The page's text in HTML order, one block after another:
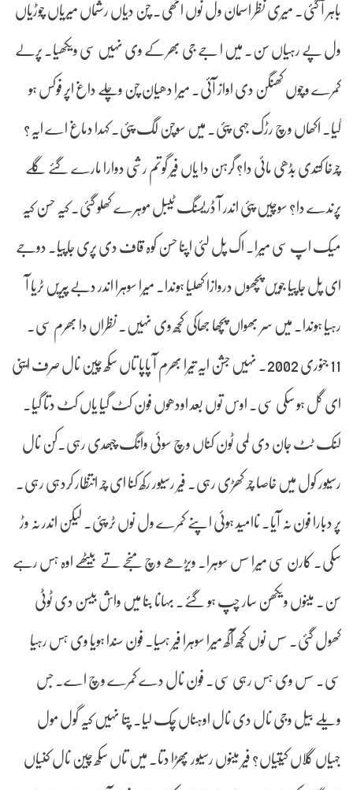
باہر آ گئی۔ میری نظر اسمان ول نوں اٹھی۔ چن دیاں رشماں میریاں چوڑیاں
ول پے رہیاں سن۔ میں ا جے جی بھر کے وی نہیں سی ویکھیا۔ پرلے
کمرے وچوں کھنگن دی اواز آئی۔ میرا دھیان چن وچلے داغ اپر فوکس ہو
گیا۔ اکھاں وچ رڑک جہی پئی۔ میں سوچن لگ پئی۔ کہدا دماغ اے ایہ؟
چرخا کتدی بڈھی مائی دا؟ گرہن دا یاں فیر گوتم رشی دوارا مارے گئے گِلے
پرندے دا؟ سوچیں پئی اندر آ ڈریسنگ ٹیبل موہرے کھلو گئی۔ کیہ حسن کیہ
میک اپ سی میرا۔ اک پل لئی اپنا حسن کوہ قاف دی پری جاپیا۔ دوجے
ای پل جاپیا جویں پچھوں دروازا کھلیا ہوندا۔ میرا سوہرا اندر دبے پیریں ٹریا آ
رہیا ہوندا۔ میں سر بھواں پچھا جھاکی کجھ وی نہیں۔ نظراں دا بھرم سی۔
11 جنوری 2002۔ نہیں جشن ایہ تیرا بھرم آ پاپا تاں سکھ چین نال صرف اینی
ای گل ہو سکی سی۔ اوس توں بعد اودھوں فون کٹ گیا یاں کٹ دتا گیا۔
لنک ٹٹ جان دی لمی ٹون کناں وچ سوئی وانگ چبھدی رہی۔کن نال
رسیور کول میں خاصا چر کھڑی رہی۔ فیر رسیور رکھ کنا ای چر انتظار کردہی رہی۔
پر دبارا فون نہ آیا۔ ناامید ہوئی اپنے کمرے ول نوں ٹر پئی۔ لیکن اندر نہ وڑ
سکی۔ کارن سی میرا سس سوہرا۔ ویڑھے وچ منجے تے بیٹھے اوہ ہس رہے
سن۔ مینوں ویکھن سار چپ ہو گئے۔ بہانا بنا میں واش بیسن دی ٹوٹی
کھول گئی۔ سس نوں کجھ آکھ میرا سوہرا فیر ہسیا۔ فون سندا ہویا وی ہس رہیا
سی۔ سس وی ہس رہی سی۔ فون نال دے کمرے وچ اے۔ جس
ویلے بیل وجی نال دی نال اوہناں چک لیا۔ پتا نہیں کیہ گول مول
جہیاں گلاں کیتیاں؟ فیر مینوں رسیور پھڑا دتا۔ میں تاں سکھ چین نال کنیاں